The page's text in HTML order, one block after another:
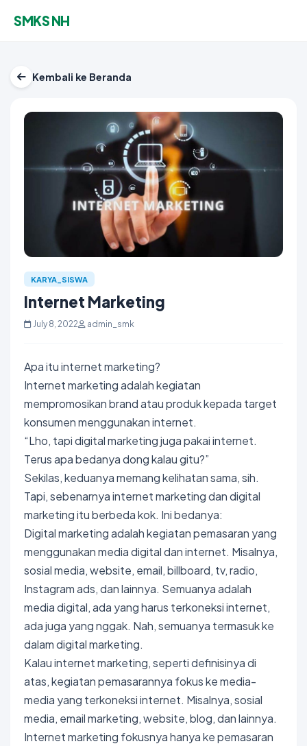
SMKS NH
Kembali ke Beranda
KARYA_SISWA
Internet Marketing
July 8, 2022 admin_smk
Apa itu internet marketing?
Internet marketing adalah kegiatan
mempromosikan brand atau produk kepada target
konsumen menggunakan internet.
“Lho, tapi digital marketing juga pakai internet.
Terus apa bedanya dong kalau gitu?”
Sekilas, keduanya memang kelihatan sama, sih.
Tapi, sebenarnya internet marketing dan digital
marketing itu berbeda kok. Ini bedanya:
Digital marketing adalah kegiatan pemasaran yang
menggunakan media digital dan internet. Misalnya,
sosial media, website, email, billboard, tv, radio,
Instagram ads, dan lainnya. Semuanya adalah
media digital, ada yang harus terkoneksi internet,
ada juga yang nggak. Nah, semuanya termasuk ke
dalam digital marketing.
Kalau internet marketing, seperti definisinya di
atas, kegiatan pemasarannya fokus ke media-
media yang terkoneksi internet. Misalnya, sosial
media, email marketing, website, blog, dan lainnya.
Internet marketing fokusnya hanya ke pemasaran